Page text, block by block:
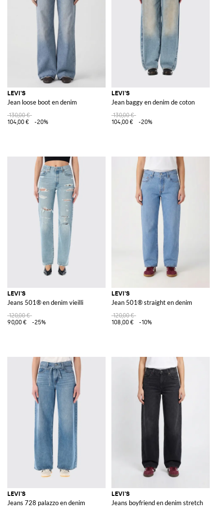
LEVI'S
Jean loose boot en denim
130,00 €
104,00 €
-20%
LEVI'S
Jean baggy en denim de coton
130,00 €
104,00 €
-20%
LEVI'S
Jeans 501® en denim vieilli
120,00 €
90,00 €
-25%
LEVI'S
Jean 501® straight en denim
120,00 €
108,00 €
-10%
LEVI'S
Jeans 728 palazzo en denim
LEVI'S
Jeans boyfriend en denim stretch